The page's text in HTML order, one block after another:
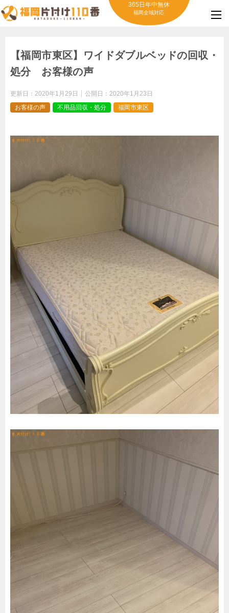
365日年中無休
福岡全域対応
【福岡市東区】ワイドダブルベッドの回収・
処分 お客様の声
更新日： 2020年1月29日 公開日： 2020年1月23日
お客様の声
不用品回収・処分 福岡市東区